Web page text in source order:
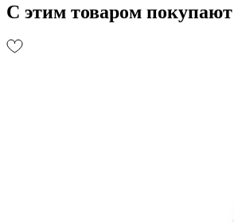
С этим товаром покупают